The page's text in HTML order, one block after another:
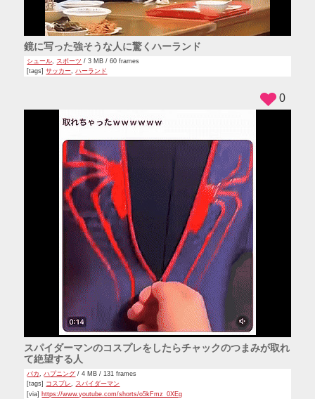
鏡に写った強そうな人に驚くハーランド
シュール スポーツ / 3 MB / 60 frames
[tags]サッカー,ハーランド
スパイダーマンのコスプレをしたらチャックのつまみが取れ
て絶望する人
バカ ,ハプニング / 4 MB / 131 frames
[tags] コスプレ, スパイダーマン
[via] https://www.youtube.com/shorts/o5kFmz_0XEg
0